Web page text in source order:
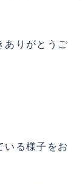
ありがとうご
いる様子をお